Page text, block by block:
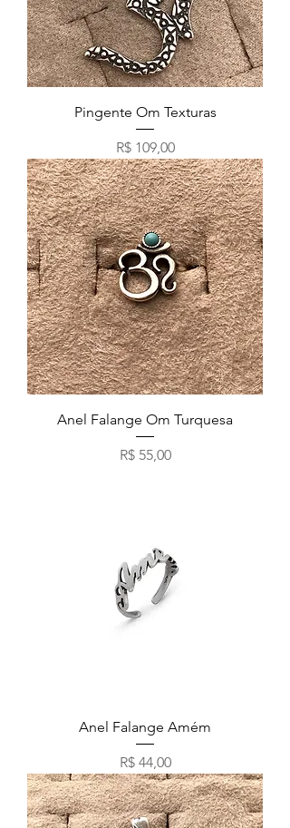
Pingente Om Texturas
Preço
R$ 109,00
Anel Falange Om Turquesa
Preço
R$ 55,00
Anel Falange Amém
Preço
R$ 44,00